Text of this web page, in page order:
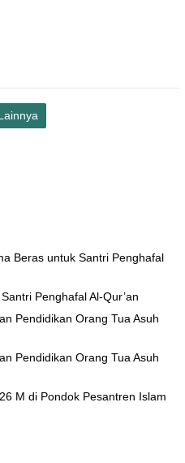
Beras untuk Santri Penghafal
Penghafal Al-Qur’an
Pendidikan Orang Tua Asuh
Pendidikan Orang Tua Asuh
M di Pondok Pesantren Islam